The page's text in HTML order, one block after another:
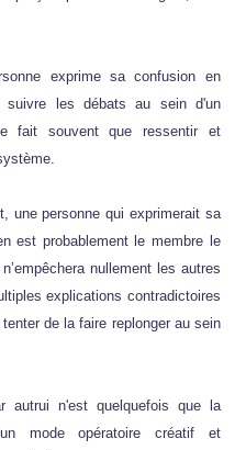
exprime sa confusion en
suivre les débats au sein d'un
fait souvent que ressentir et
une personne qui exprimerait sa
est probablement le membre le
nullement les autres
explications contradictoires
de la faire replonger au sein
autrui n'est quelquefois que la
mode opératoire créatif et